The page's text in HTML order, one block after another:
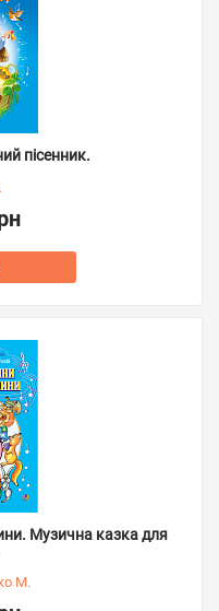
пісенник.
Музична казка для
М.